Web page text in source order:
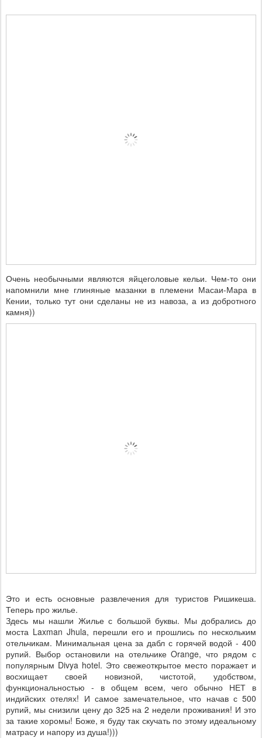
Очень необычными являются яйцеголовые кельи. Чем-то они
напомнили мне глиняные мазанки в племени Масаи-Мара в
Кении, только тут они сделаны не из навоза, а из добротного
камня))
Это и есть основные развлечения для туристов Ришикеша.
Теперь про жилье.
Здесь мы нашли Жилье с большой буквы. Мы добрались до
моста Laxman Jhula, перешли его и прошлись по нескольким
отельчикам. Минимальная цена за дабл с горячей водой - 400
рупий. Выбор остановили на отельчике Orange, что рядом с
популярным Divya hotel. Это свежеоткрытое место поражает и
восхищает своей новизной, чистотой, удобством,
функциональностью - в общем всем, чего обычно НЕТ в
индийских отелях! И самое замечательное, что начав с 500
рупий, мы снизили цену до 325 на 2 недели проживания! И это
за такие хоромы! Боже, я буду так скучать по этому идеальному
матрасу и напору из душа!)))